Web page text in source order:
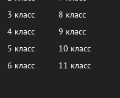
3 класс
4 класс
5 класс
6 класс
8 класс
9 класс
10 класс
11 класс